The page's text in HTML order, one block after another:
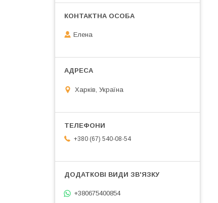
Елена
Харків, Україна
+380 (67) 540-08-54
+380675400854